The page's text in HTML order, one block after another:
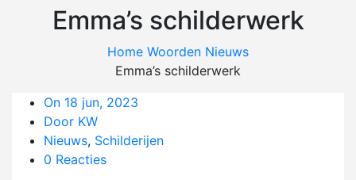
Emma’s schilderwerk
Home Woorden Nieuws
Emma’s schilderwerk
On 18 jun, 2023
Door KW
Nieuws, Schilderijen
0 Reacties